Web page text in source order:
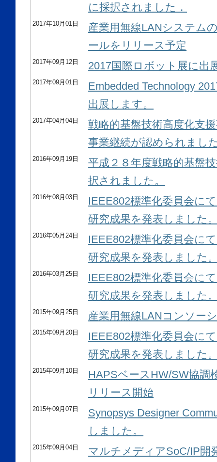
に採択されました．
2017年10月01日
産業用無線LANシステム
ールをリリース予定
2017年09月12日 2017国際ロボット展に出
2017年09月01日
Embedded Technology
出展します。
2017年04月04日
戦略的基盤技術高度化支
事業継続が認められまし
2016年09月19日
平成２８年度戦略的基盤
択されました。
2016年08月03日
IEEE802標準化委員会に
研究成果を発表しました
2016年05月24日
IEEE802標準化委員会に
研究成果を発表しました
2016年03月25日
IEEE802標準化委員会に
研究成果を発表しました
2015年09月25日 産業用無線LANコンソー
2015年09月20日
IEEE802標準化委員会に
研究成果を発表しました
2015年09月10日
HAPSベースHW/SW協
リリース開始
2015年09月07日
Synopsys Designer
しました。
2015年09月04日
マルチメディアSoC/IP